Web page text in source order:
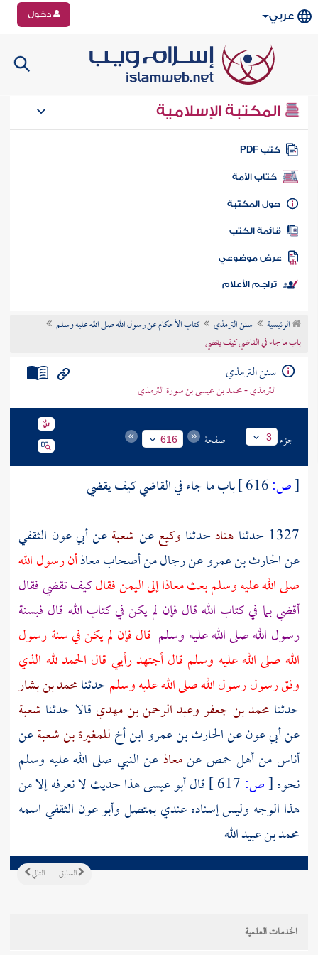
عربي دخول
المكتبة الإسلامية
كتب PDF
كتاب الأمة
المكتبة
الكتب
موضوعي
تراجم الأعلام
الرئيسية سنن الترمذي
كتاب الأحكام عن رسول الله صلى الله عليه وسلم
باب ما جاء في القاضي كيف يقضي
سنن الترمذي
الترمذي - محمد بن عيسى بن سورة الترمذي
جزء 3 صفحة 616
[ص:
باب ما جاء في القاضي كيف يقضي
1327 حدثنا
هنادحدثنا وكيععن شعبةعنأبي عون الثقفي
عنالحارث بن عمروعنرجال من أصحاب معاذأن رسول الله
صلى الله عليه وسلم بعثمعاذاإلىاليمنفقالكيف تقضي فقال
أقضي بما في كتاب الله قال فإن لم يكن في كتاب الله قال فبسنة
رسول الله صلى الله عليه وسلم قال فإن لم يكن في سنة رسول
الله صلى الله عليه وسلم قال أجتهد رأيي قال الحمد لله الذي
وفق رسول رسول الله صلى الله عليه وسلمحدثنامحمد بن بشار
حدثنا محمد بن جعفروعبد الرحمن بن مهدي قالا حدثنا شعبة
عنأبي عونعنالحارث بن عمروابن أخللمغيرة بن شعبةعن
أناسمن أهل حمصعنمعاذعن النبي صلى الله عليه وسلم
نحوه[ص:
قال أبو عيسى هذا حديث لا نعرفه إلا من
هذا الوجه وليس إسناده عندي بمتصلوأبو عون الثقفياسمه
محمد بن عبيد الله
التالي السابق
الخدمات العلمية